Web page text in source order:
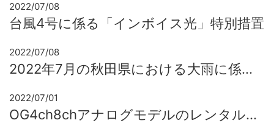
2022/07/08
台風4号に係る「インボイス光」特別措置
2022/07/08
2022年7月の秋田県における大雨に係る「インボイス光」特別措置
2022/07/01
OG4ch8chアナログモデルのレンタル提供停止について